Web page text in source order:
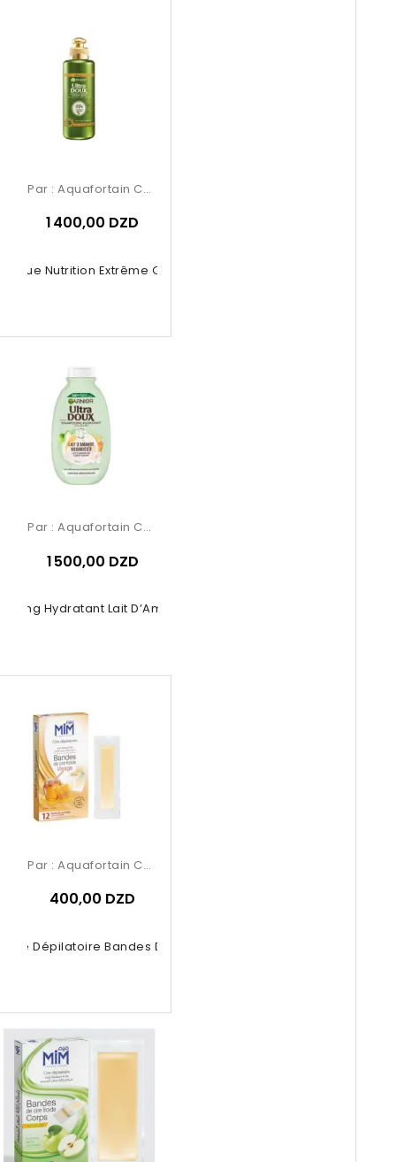
Nutrition Extrême Olive...
Par : Aquafortain Cosmetics
1 400,00 DZD
Hydratant Lait D’Amande –...
Par : Aquafortain Cosmetics
1 500,00 DZD
Cire Dépilatoire Bandes De Cire...
Par : Aquafortain Cosmetics
400,00 DZD